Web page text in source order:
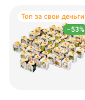
–53%
Топ за свои деньги